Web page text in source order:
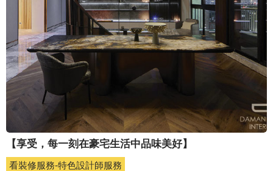
【享受，每一刻在豪宅生活中品味美好】
看裝修服務-特色設計師服務